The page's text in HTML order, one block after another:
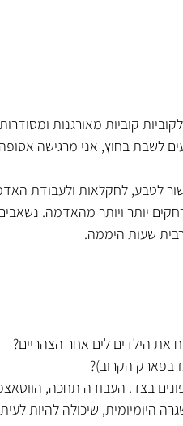
קוביות מאורגנות
לשבת בחוץ, אני מרגישה
לטבע, לחקלאות ולעבודת
יותר ויותר מהאדמה.
שעות היממה.
את הילדים לים אחר הצהריים?
בפארק הקרוב)?
בצד. העבודה תחכה,
היומיומית, שיכולה להיות